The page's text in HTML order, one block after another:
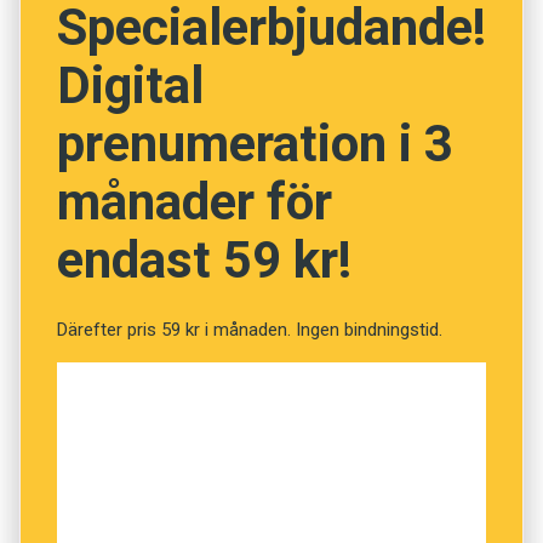
Prenumerera! Pröva 2 nummer av
Språktidningen för 99 kronor.
Klarar du fredagskvisset?
(Kviss #246)
Fråga 12
Specialerbjudande!
Digital
prenumeration i 3
månader för
endast 59 kr!
Därefter pris 59 kr i månaden. Ingen bindningstid.